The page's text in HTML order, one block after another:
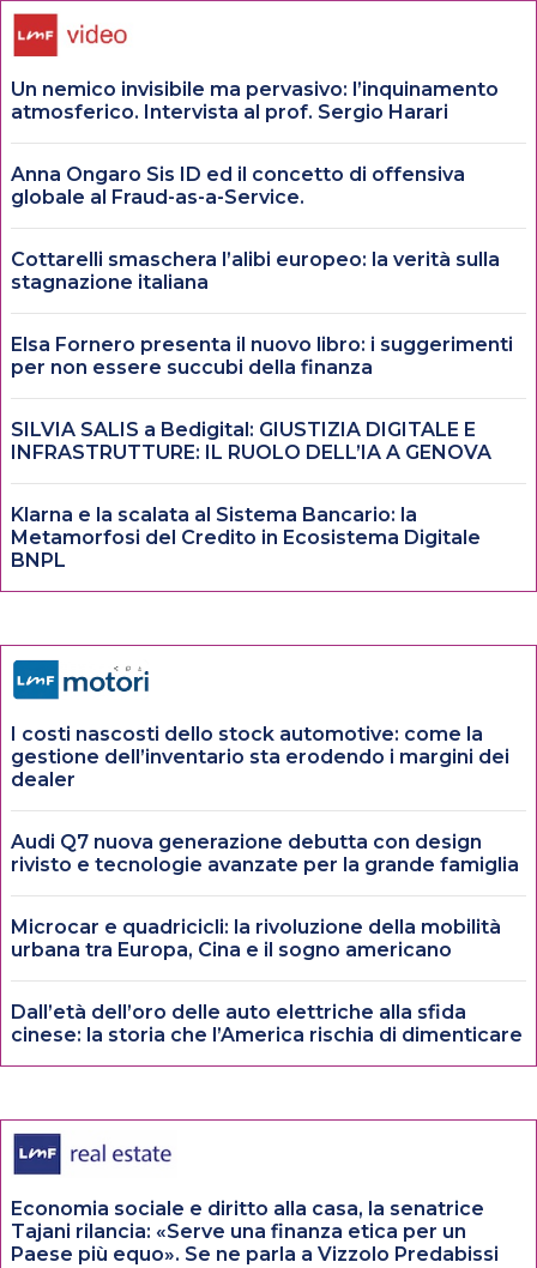
Un nemico invisibile ma pervasivo: l’inquinamento
atmosferico. Intervista al prof. Sergio Harari
Anna Ongaro Sis ID ed il concetto di offensiva
globale al Fraud-as-a-Service.
Cottarelli smaschera l’alibi europeo: la verità sulla
stagnazione italiana
Elsa Fornero presenta il nuovo libro: i suggerimenti
per non essere succubi della finanza
SILVIA SALIS a Bedigital: GIUSTIZIA DIGITALE E
INFRASTRUTTURE: IL RUOLO DELL’IA A GENOVA
Klarna e la scalata al Sistema Bancario: la
Metamorfosi del Credito in Ecosistema Digitale
BNPL
I costi nascosti dello stock automotive: come la
gestione dell’inventario sta erodendo i margini dei
dealer
Audi Q7 nuova generazione debutta con design
rivisto e tecnologie avanzate per la grande famiglia
Microcar e quadricicli: la rivoluzione della mobilità
urbana tra Europa, Cina e il sogno americano
Dall’età dell’oro delle auto elettriche alla sfida
cinese: la storia che l’America rischia di dimenticare
Economia sociale e diritto alla casa, la senatrice
Tajani rilancia: «Serve una finanza etica per un
Paese più equo». Se ne parla a Vizzolo Predabissi